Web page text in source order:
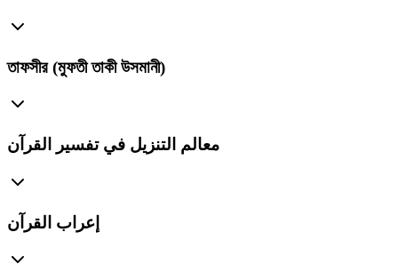
তাফসীর (মুফতী তাকী উসমানী)
معالم التنزيل في تفسير القرآن
إعراب القرآن